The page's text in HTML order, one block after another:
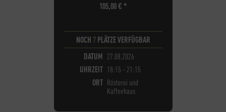
105,00€ *
NOCH 7PLÄTZE VERFÜGBAR
DATUM 27.08.2026
UHRZEIT 18:15 - 21:15
ORT Rösterei und
Kaffeehaus